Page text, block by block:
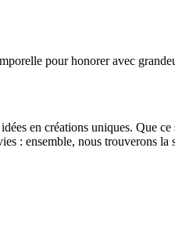
pour honorer avec
en créations uniques. Que
: ensemble, nous trouverons